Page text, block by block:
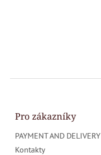
F
Pro zákazníky
PAYMENT AND DELIVERY
Kontakty